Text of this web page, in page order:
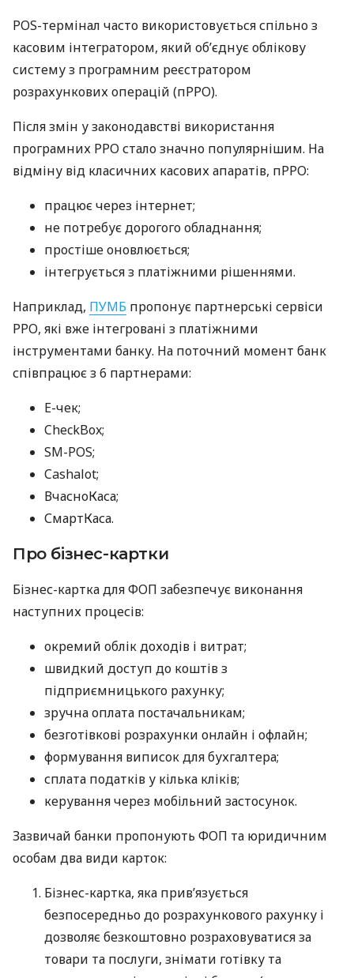
POS-термінал часто використовується спільно з
касовим інтегратором, який об’єднує облікову
систему з програмним реєстратором
розрахункових операцій (пРРО).
Після змін у законодавстві використання
програмних РРО стало значно популярнішим. На
відміну від класичних касових апаратів, пРРО:
працює через інтернет;
не потребує дорогого обладнання;
простіше оновлюється;
інтегрується з платіжними рішеннями.
Наприклад, ПУМБ пропонує партнерські сервіси
РРО, які вже інтегровані з платіжними
інструментами банку. На поточний момент банк
співпрацює з 6 партнерами:
E-чек;
CheckBox;
SM-POS;
Cashalot;
ВчасноКаса;
СмартКаса.
Про бізнес-картки
Бізнес-картка для ФОП забезпечує виконання
наступних процесів:
окремий облік доходів і витрат;
швидкий доступ до коштів з
підприємницького рахунку;
зручна оплата постачальникам;
безготівкові розрахунки онлайн і офлайн;
формування виписок для бухгалтера;
сплата податків у кілька кліків;
керування через мобільний застосунок.
Зазвичай банки пропонують ФОП та юридичним
особам два види карток:
Бізнес-картка, яка прив’язується
безпосередньо до розрахункового рахунку і
дозволяє безкоштовно розраховуватися за
товари та послуги, знімати готівку та